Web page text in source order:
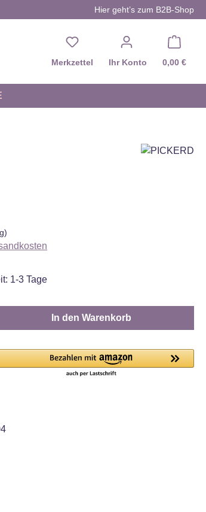
Hier geht’s zum B2B-Shop
Merkzettel Du hast 0 Produkte auf
Ihr Konto 0,00 €
1-3 Tage
den gewünschten Wert ein
In den Warenkorb